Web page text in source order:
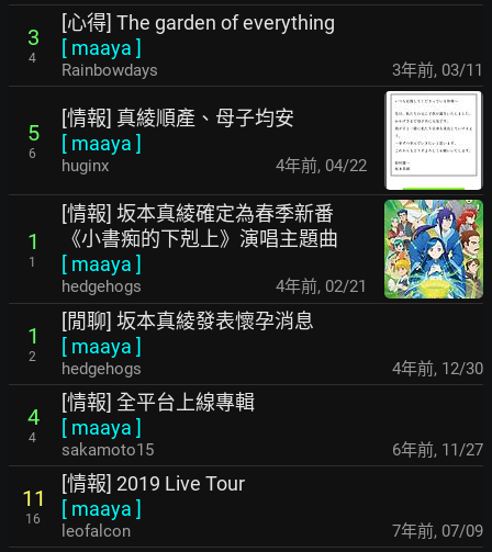
3
4
[心得] The garden of everything
[ maaya ]
Rainbowdays 3年前, 03/11
5
6
[情報] 真綾順產、母子均安
[ maaya ]
huginx 4年前, 04/22
1
1
[情報] 坂本真綾確定為春季新番
《小書痴的下剋上》演唱主題曲
[ maaya ]
hedgehogs 4年前, 02/21
1
2
[閒聊] 坂本真綾發表懷孕消息
[ maaya ]
hedgehogs 4年前, 12/30
4
4
[情報] 全平台上線專輯
[ maaya ]
sakamoto15 6年前, 11/27
11
16
[情報] 2019 Live Tour
[ maaya ]
leofalcon 7年前, 07/09